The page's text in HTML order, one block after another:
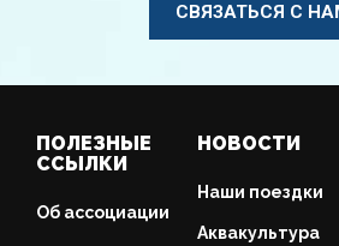
СВЯЗАТЬСЯ С
ПОЛЕЗНЫЕ
ССЫЛКИ
Об ассоциации
НОВОСТИ
Наши поездки
Аквакультура